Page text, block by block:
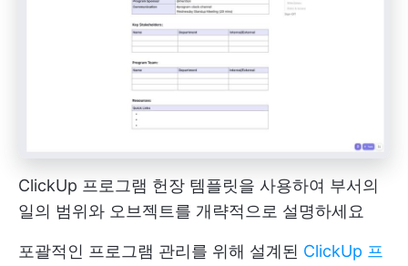
ClickUp 프로그램 헌장 템플릿을 사용하여 부서의
일의 범위와 오브젝트를 개략적으로 설명하세요
포괄적인 프로그램 관리를 위해 설계된 ClickUp 프